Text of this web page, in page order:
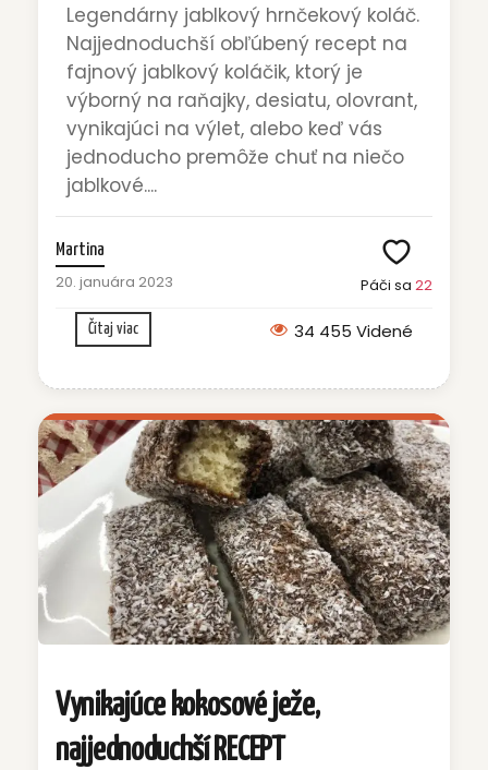
Legendárny jablkový hrnčekový koláč.
Najjednoduchší obľúbený recept na
fajnový jablkový koláčik, ktorý je
výborný na raňajky, desiatu, olovrant,
vynikajúci na výlet, alebo keď vás
jednoducho premôže chuť na niečo
jablkové....
Martina
20. januára 2023 Páči sa 22
Čítaj viac 34 455 Videné
Vynikajúce kokosové ježe,
najjednoduchší RECEPT